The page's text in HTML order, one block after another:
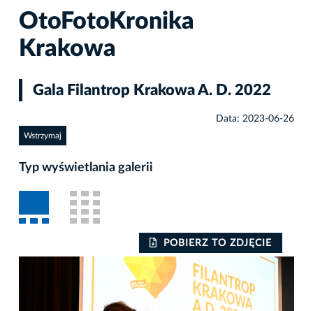
OtoFotoKronika
Krakowa
Gala Filantrop Krakowa A. D. 2022
Data: 2023-06-26
Wstrzymaj
Typ wyświetlania galerii
POBIERZ TO ZDJĘCIE